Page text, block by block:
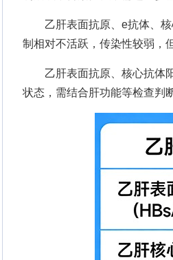
乙肝表面抗原、e抗体、核
制相对不活跃，传染性较弱，
乙肝表面抗原、核心抗体阳
状态，需结合肝功能等检查判